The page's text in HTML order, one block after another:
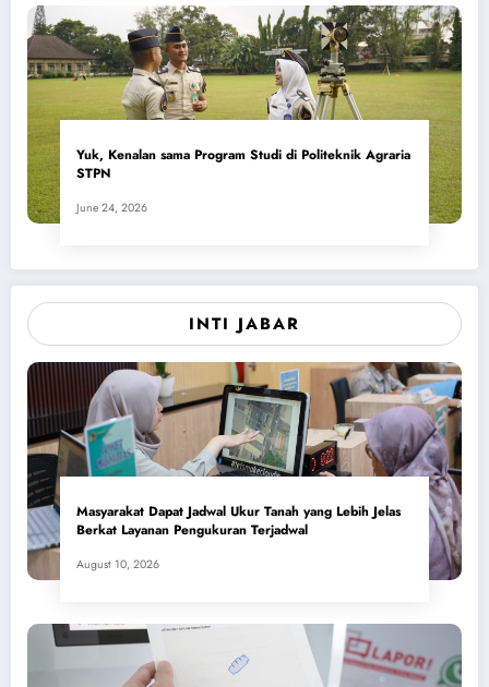
Yuk, Kenalan sama Program Studi di Politeknik Agraria
STPN
June 24, 2026
INTI JABAR
Masyarakat Dapat Jadwal Ukur Tanah yang Lebih Jelas
Berkat Layanan Pengukuran Terjadwal
August 10, 2026